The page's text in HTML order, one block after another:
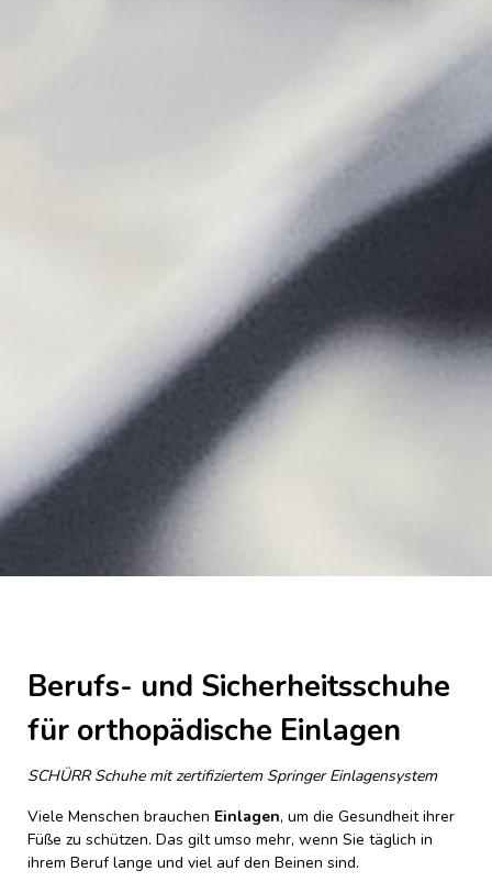
Berufs- und Sicherheitsschuhe
für orthopädische Einlagen
SCHÜRR Schuhe mit zertifiziertem Springer Einlagensystem
Viele Menschen brauchen Einlagen, um die Gesundheit ihrer
Füße zu schützen. Das gilt umso mehr, wenn Sie täglich in
ihrem Beruf lange und viel auf den Beinen sind.